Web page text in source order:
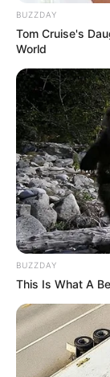
Specyfikacja
Scenariusz
Rysunki
Przekład
Oprawa
Liczba stron
Druk
Format
Wydawnictwo
Data premiery
BUZZDAY
Tom Cruise's
World
BUZZDAY
This Is What A